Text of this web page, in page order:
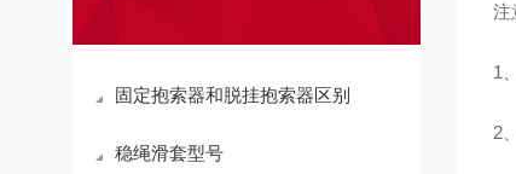
固定抱索器和脱挂抱索器区别
稳绳滑套型号
注
1
2